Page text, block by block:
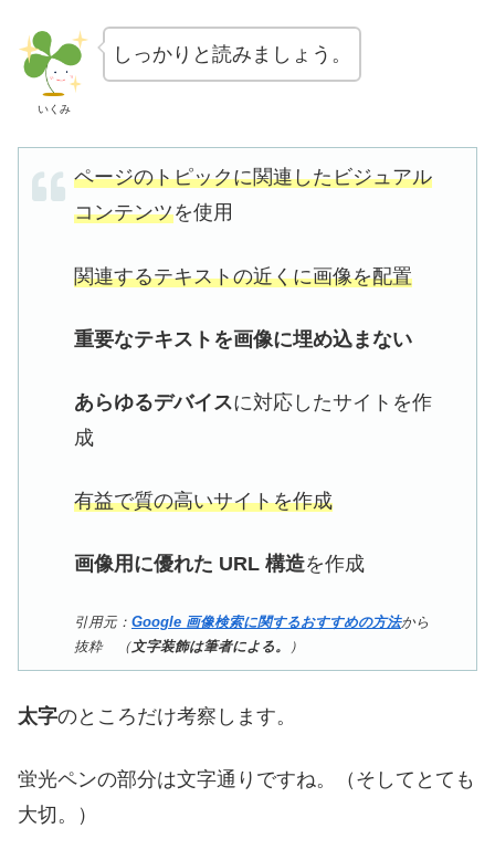
いくみ
しっかりと読みましょう。
ページのトピックに関連したビジュアル
コンテンツを使用
関連するテキストの近くに画像を配置
重要なテキストを画像に埋め込まない
あらゆるデバイスに対応したサイトを作
成
有益で質の高いサイトを作成
画像用に優れた URL 構造を作成
引用元： Google 画像検索に関するおすすめの方法から
抜粋 （文字装飾は筆者による。 ）
太字のところだけ考察します。
蛍光ペンの部分は文字通りですね。（そしてとても
大切。）